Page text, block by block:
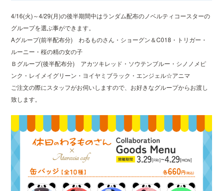
4/16(火)～4/29(月)の後半期間中はランダム配布のノベルティコースターの
グループを選ぶ事ができます。
Aグループ(前半配布分) わるものさん・ショーグン＆C018・トリガー・
ルーニー・桜の精の女の子
Ｂグループ(後半配布分) アカツキレッド・ソウテンブルー・シノノメピ
ンク・レイメイグリーン・ヨイヤミブラック・エンジェル☆アニマ
ご注文の際にスタッフがお伺いしますので、お好きなグループからお渡し
致します。